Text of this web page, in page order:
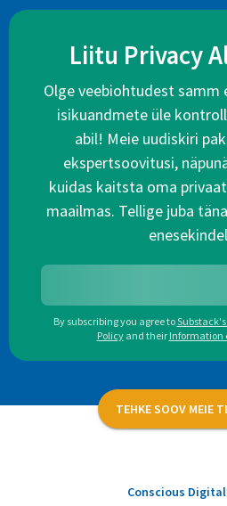
Liitu Privacy
Olge veebiohtudest samm
isikuandmete üle
abil! Meie uudiskiri
ekspertsoovitusi,
kuidas kaitsta oma
maailmas. Tellige juba
By subscribing you agree toSubstack's
Policy and their Information
TEHKE SOOV MEIE
Conscious